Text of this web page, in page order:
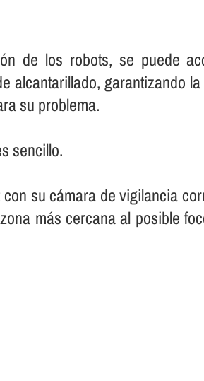
de los robots, se puede
alcantarillado, garantizando
su problema.
sencillo.
su cámara de vigilancia
más cercana al posible